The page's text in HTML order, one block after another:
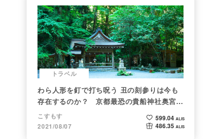
トラベル
わら人形を釘で打ち呪う 丑の刻参りは今も
存在するのか？ 京都最恐の貴船神社奥宮を
調べた
こすもす
2021/08/07
599.04 ALIS
486.35 ALIS